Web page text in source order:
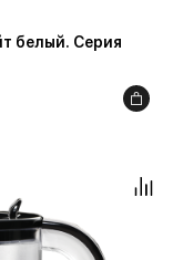
белый. Серия